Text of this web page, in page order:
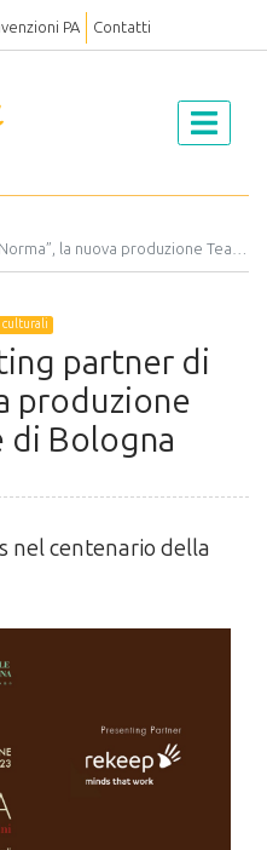
PA Contatti
produzione Teatro Comunale di Bologna
culturali
partner di
produzione
di Bologna
nel centenario della